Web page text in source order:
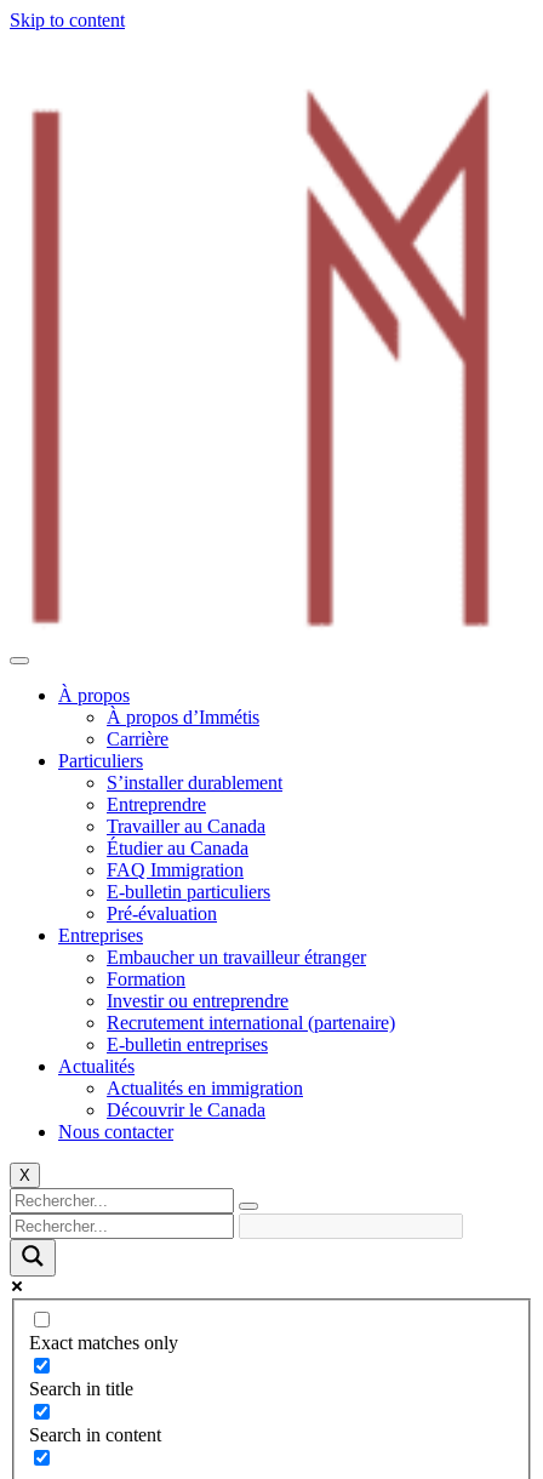
Skip to content
À propos
À propos d’Immétis
Carrière
Particuliers
S’installer durablement
Entreprendre
Travailler au Canada
Étudier au Canada
FAQ Immigration
E-bulletin particuliers
Pré-évaluation
Entreprises
Embaucher un travailleur étranger
Formation
Investir ou entreprendre
Recrutement international (partenaire)
E-bulletin entreprises
Actualités
Actualités en immigration
Découvrir le Canada
Nous contacter
X
Exact matches only
Search in title
Search in content